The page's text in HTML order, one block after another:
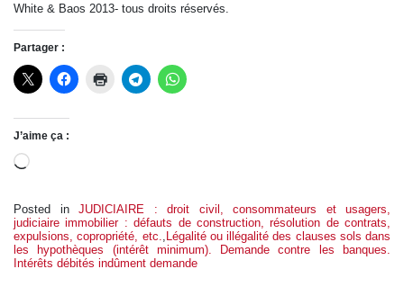
White & Baos 2013- tous droits réservés.
Partager :
J’aime ça :
Chargement…
Posted in JUDICIAIRE : droit civil, consommateurs et usagers,
judiciaire immobilier : défauts de construction, résolution de contrats,
expulsions, copropriété, etc.
Légalité ou illégalité des clauses sols dans
les hypothèques (intérêt minimum). Demande contre les banques.
Intérêts débités indûment demande